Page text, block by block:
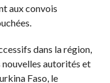
aux convois
dans la région,
nouvelles autorités et
Faso, le